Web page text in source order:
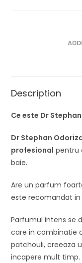
Description
Ce este Dr
Dr Stephan
profesional pentru
baie.
Are un parfum
este recomandat in
Parfumul intens se
care in combinatie
patchouli, creeaza
incapere mult timp.